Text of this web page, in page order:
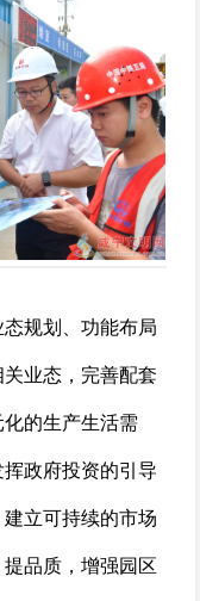
规划、功能布局
业态，完善配套
的生产生活需
政府投资的引导
立可持续的市场
品质，增强园区